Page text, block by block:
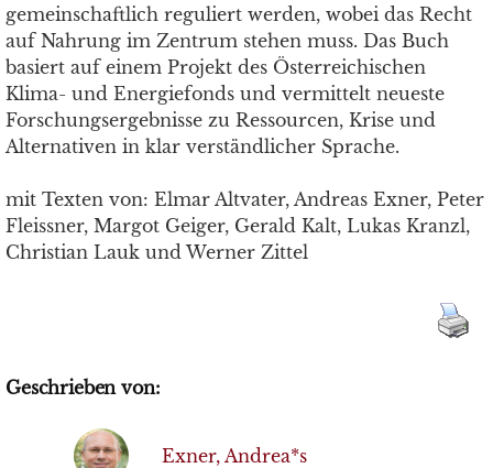
gemeinschaftlich reguliert werden, wobei das Recht
auf Nahrung im Zentrum stehen muss. Das Buch
basiert auf einem Projekt des Österreichischen
Klima- und Energiefonds und vermittelt neueste
Forschungsergebnisse zu Ressourcen, Krise und
Alternativen in klar verständlicher Sprache.
mit Texten von: Elmar Altvater, Andreas Exner, Peter
Fleissner, Margot Geiger, Gerald Kalt, Lukas Kranzl,
Christian Lauk und Werner Zittel
Geschrieben von:
Exner, Andrea*s